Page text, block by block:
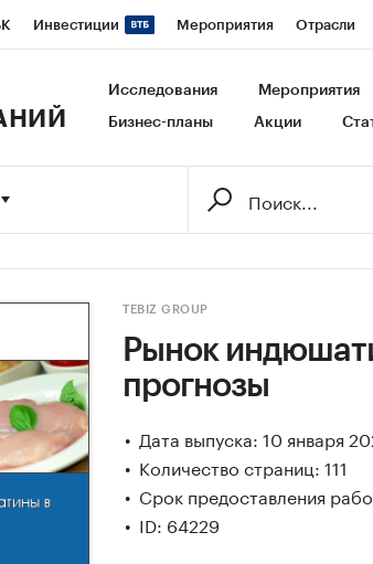
Инвестиции Мероприятия Отрасли
Кредитные рейтинги Франшизы Газета
Исследования Мероприятия
Бизнес-планы Акции
TEBIZ GROUP
Рынок
прогнозы
Дата выпуска: 10 января
Количество страниц: 111
Срок предоставления
ID: 64229